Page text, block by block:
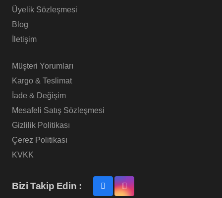
Üyelik Sözleşmesi
Blog
İletişim
Müşteri Yorumları
Kargo & Teslimat
İade & Değişim
Mesafeli Satış Sözleşmesi
Gizlilik Politikası
Çerez Politikası
KVKK
Bizi Takip Edin :